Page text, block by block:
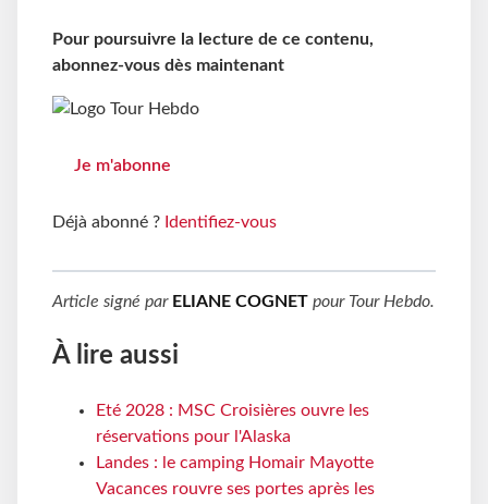
Pour poursuivre la lecture de ce contenu,
abonnez-vous dès maintenant
Je m'abonne
Déjà abonné ? Identifiez-vous
Article signé par ELIANE COGNET pour Tour Hebdo.
À lire aussi
Eté 2028 : MSC Croisières ouvre les
réservations pour l'Alaska
Landes : le camping Homair Mayotte
Vacances rouvre ses portes après les